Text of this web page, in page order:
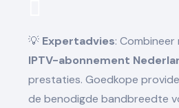
💡 Expertadvies: Combineer
IPTV-abonnement
prestaties. Goedkope
de benodigde bandbreedte